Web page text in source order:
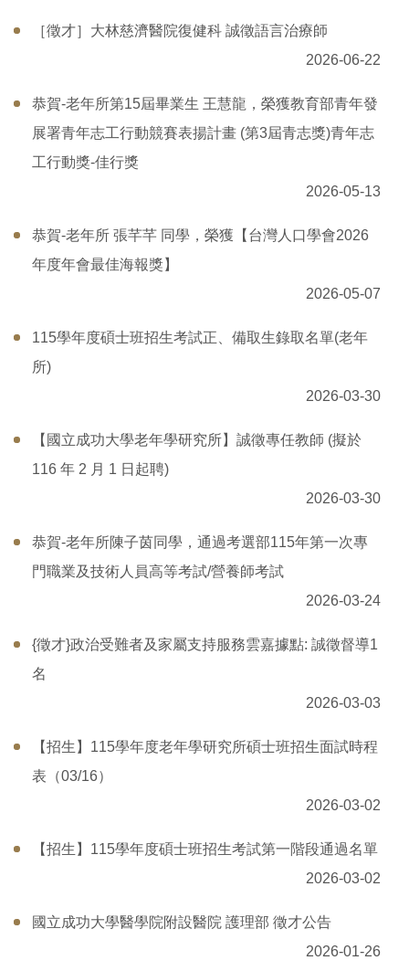
［徵才］大林慈濟醫院復健科 誠徵語言治療師
2026-06-22
恭賀-老年所第15屆畢業生 王慧龍，榮獲教育部青年發
展署青年志工行動競賽表揚計畫 (第3屆青志獎)青年志
工行動獎-佳行獎
2026-05-13
恭賀-老年所 張芊芊 同學，榮獲【台灣人口學會2026
年度年會最佳海報獎】
2026-05-07
115學年度碩士班招生考試正、備取生錄取名單(老年
所)
2026-03-30
【國立成功大學老年學研究所】誠徵專任教師 (擬於
116 年 2 月 1 日起聘)
2026-03-30
恭賀-老年所陳子茵同學，通過考選部115年第一次專
門職業及技術人員高等考試/營養師考試
2026-03-24
{徵才}政治受難者及家屬支持服務雲嘉據點: 誠徵督導1
名
2026-03-03
【招生】115學年度老年學研究所碩士班招生面試時程
表（03/16）
2026-03-02
【招生】115學年度碩士班招生考試第一階段通過名單
2026-03-02
國立成功大學醫學院附設醫院 護理部 徵才公告
2026-01-26